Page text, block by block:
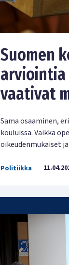
Suomen
vaativat
Sama osaaminen,
kouluissa. Vaikka
oikeudenmukaiset
Politiikka